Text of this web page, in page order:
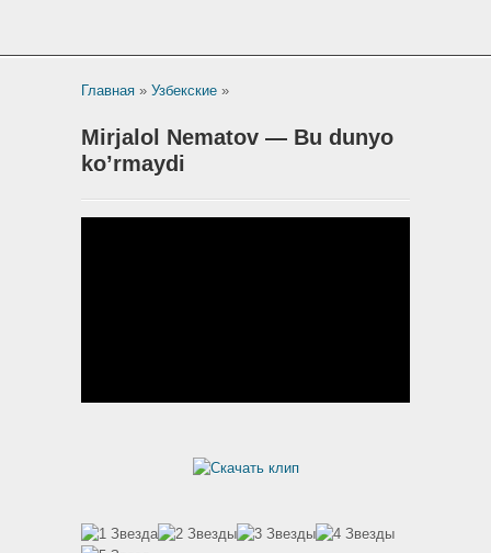
Главная » Узбекские »
Mirjalol Nematov — Bu dunyo
ko’rmaydi